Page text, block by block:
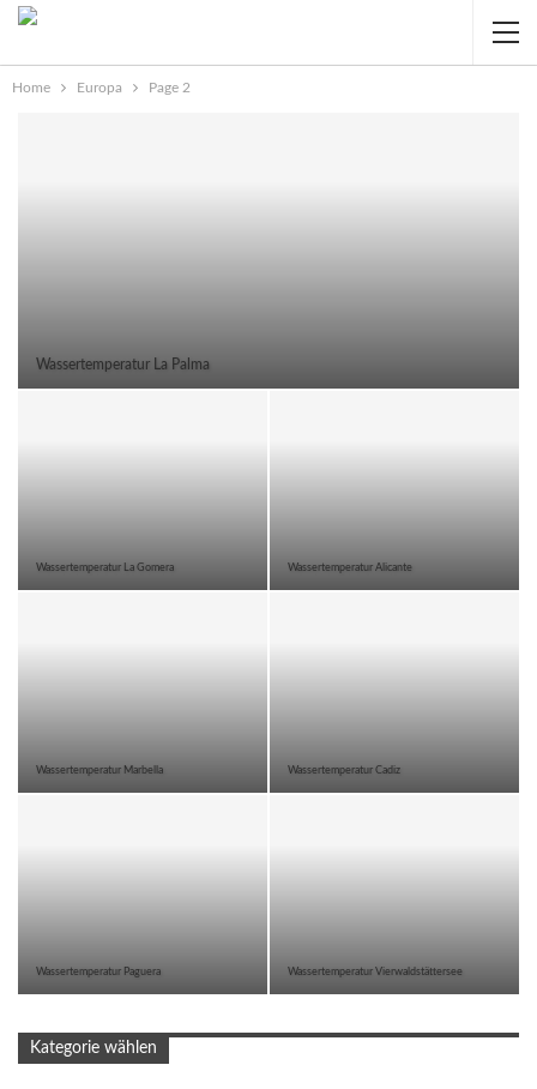
Home Europa Page 2
Wassertemperatur La Palma
Wassertemperatur La Gomera Wassertemperatur Alicante
Wassertemperatur Marbella Wassertemperatur Cadiz
Wassertemperatur Paguera Wassertemperatur Vierwaldstättersee
Kategorie wählen